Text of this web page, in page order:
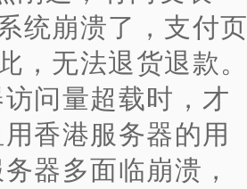
统崩溃了，支付页
，无法退货退款。
问量超载时，才
香港服务器的用
器多面临崩溃，